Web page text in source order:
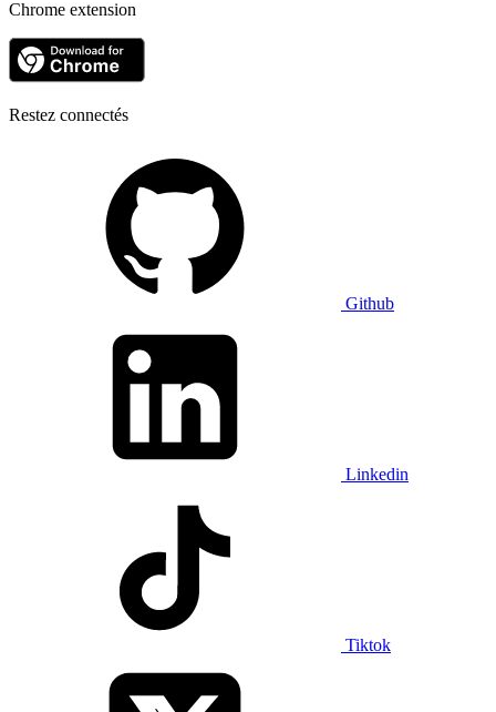
Chrome extension
Restez connectés
Github
Linkedin
Tiktok